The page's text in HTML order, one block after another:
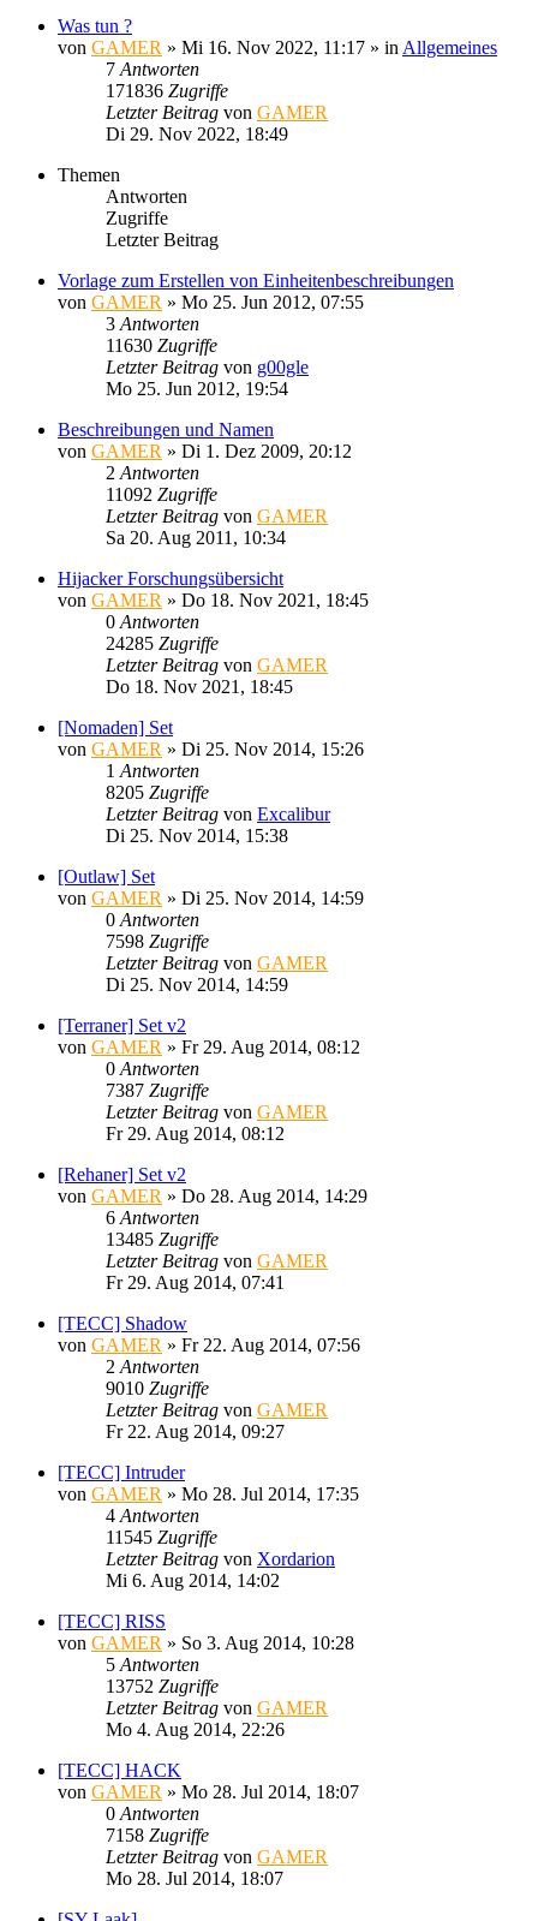
Was tun ?
von GAMER » Mi 16. Nov 2022, 11:17 » in Allgemeines
7 Antworten
171836 Zugriffe
Letzter Beitrag von GAMER
Di 29. Nov 2022, 18:49
Themen
Antworten
Zugriffe
Letzter Beitrag
Vorlage zum Erstellen von Einheitenbeschreibungen
von GAMER » Mo 25. Jun 2012, 07:55
3 Antworten
11630 Zugriffe
Letzter Beitrag von g00gle
Mo 25. Jun 2012, 19:54
Beschreibungen und Namen
von GAMER » Di 1. Dez 2009, 20:12
2 Antworten
11092 Zugriffe
Letzter Beitrag von GAMER
Sa 20. Aug 2011, 10:34
Hijacker Forschungsübersicht
von GAMER » Do 18. Nov 2021, 18:45
0 Antworten
24285 Zugriffe
Letzter Beitrag von GAMER
Do 18. Nov 2021, 18:45
[Nomaden] Set
von GAMER » Di 25. Nov 2014, 15:26
1 Antworten
8205 Zugriffe
Letzter Beitrag von Excalibur
Di 25. Nov 2014, 15:38
[Outlaw] Set
von GAMER » Di 25. Nov 2014, 14:59
0 Antworten
7598 Zugriffe
Letzter Beitrag von GAMER
Di 25. Nov 2014, 14:59
[Terraner] Set v2
von GAMER » Fr 29. Aug 2014, 08:12
0 Antworten
7387 Zugriffe
Letzter Beitrag von GAMER
Fr 29. Aug 2014, 08:12
[Rehaner] Set v2
von GAMER » Do 28. Aug 2014, 14:29
6 Antworten
13485 Zugriffe
Letzter Beitrag von GAMER
Fr 29. Aug 2014, 07:41
[TECC] Shadow
von GAMER » Fr 22. Aug 2014, 07:56
2 Antworten
9010 Zugriffe
Letzter Beitrag von GAMER
Fr 22. Aug 2014, 09:27
[TECC] Intruder
von GAMER » Mo 28. Jul 2014, 17:35
4 Antworten
11545 Zugriffe
Letzter Beitrag von Xordarion
Mi 6. Aug 2014, 14:02
[TECC] RISS
von GAMER » So 3. Aug 2014, 10:28
5 Antworten
13752 Zugriffe
Letzter Beitrag von GAMER
Mo 4. Aug 2014, 22:26
[TECC] HACK
von GAMER » Mo 28. Jul 2014, 18:07
0 Antworten
7158 Zugriffe
Letzter Beitrag von GAMER
Mo 28. Jul 2014, 18:07